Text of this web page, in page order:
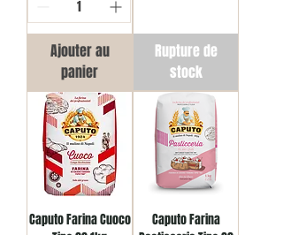
Ajouter au
panier
Rupture de
stock
Caputo Farina Cuoco
Caputo Farina